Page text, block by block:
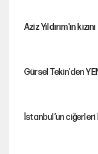
Aziz Yıldırım'ın
Gürsel Tekin'den
İstanbul’un